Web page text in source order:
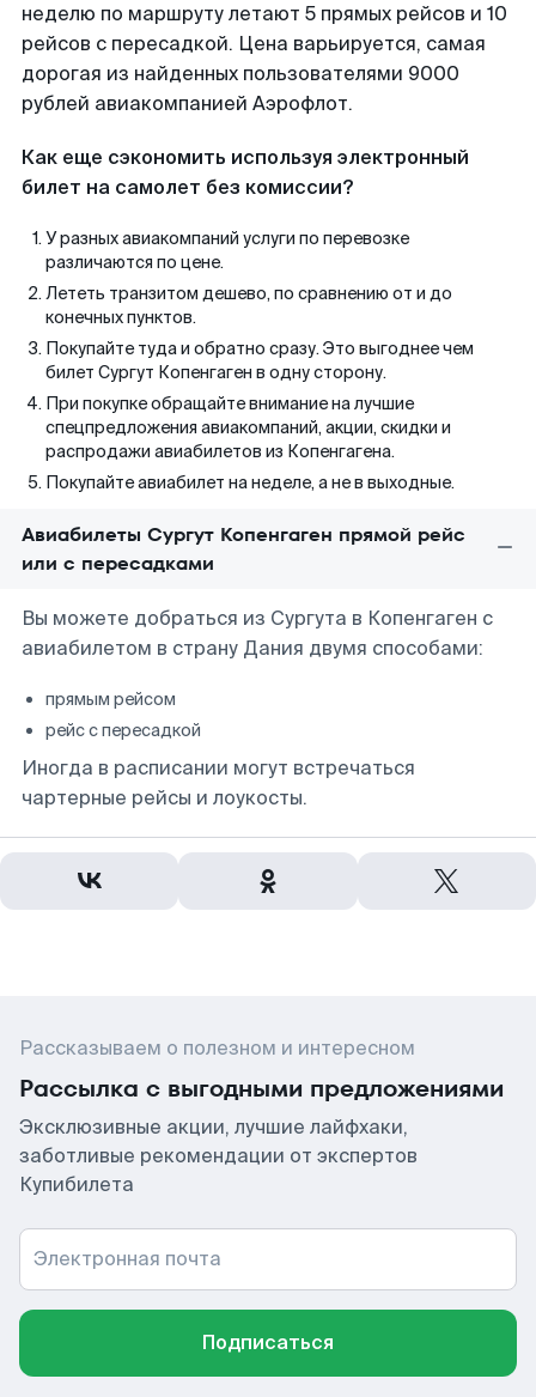
неделю по маршруту летают 5 прямых рейсов и 10
рейсов с пересадкой. Цена варьируется, самая
дорогая из найденных пользователями 9000
рублей авиакомпанией Аэрофлот.
Как еще сэкономить используя электронный
билет на самолет без комиссии?
У разных авиакомпаний услуги по перевозке
различаются по цене.
Лететь транзитом дешево, по сравнению от и до
конечных пунктов.
Покупайте туда и обратно сразу. Это выгоднее чем
билет Сургут Копенгаген в одну сторону.
При покупке обращайте внимание на лучшие
спецпредложения авиакомпаний, акции, скидки и
распродажи авиабилетов из Копенгагена.
Покупайте авиабилет на неделе, а не в выходные.
Авиабилеты Сургут Копенгаген прямой рейс
или с пересадками
Вы можете добраться из Сургута в Копенгаген с
авиабилетом в страну Дания двумя способами:
прямым рейсом
рейс с пересадкой
Иногда в расписании могут встречаться
чартерные рейсы и лоукосты.
Рассказываем о полезном и интересном
Рассылка с выгодными предложениями
Эксклюзивные акции, лучшие лайфхаки,
заботливые рекомендации от экспертов
Купибилета
Электронная почта
Подписаться